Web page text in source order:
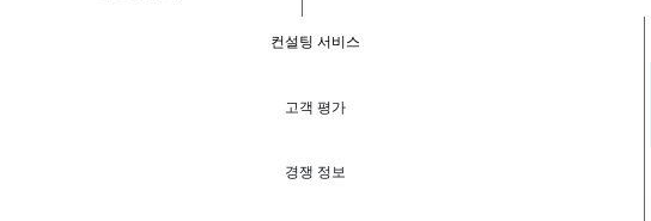
컨설팅 서비스
고객 평가
경쟁 정보